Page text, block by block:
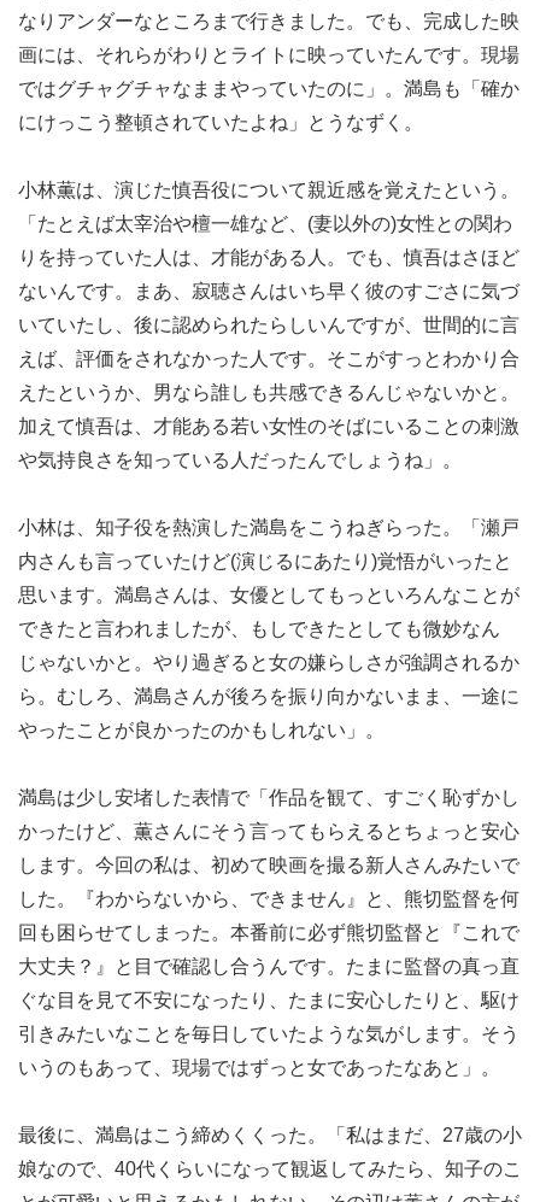
なりアンダーなところまで行きました。でも、完成した映
画には、それらがわりとライトに映っていたんです。現場
ではグチャグチャなままやっていたのに」。満島も「確か
にけっこう整頓されていたよね」とうなずく。
小林薫は、演じた慎吾役について親近感を覚えたという。
「たとえば太宰治や檀一雄など、(妻以外の)女性との関わ
りを持っていた人は、才能がある人。でも、慎吾はさほど
ないんです。まあ、寂聴さんはいち早く彼のすごさに気づ
いていたし、後に認められたらしいんですが、世間的に言
えば、評価をされなかった人です。そこがすっとわかり合
えたというか、男なら誰しも共感できるんじゃないかと。
加えて慎吾は、才能ある若い女性のそばにいることの刺激
や気持良さを知っている人だったんでしょうね」。
小林は、知子役を熱演した満島をこうねぎらった。「瀬戸
内さんも言っていたけど(演じるにあたり)覚悟がいったと
思います。満島さんは、女優としてもっといろんなことが
できたと言われましたが、もしできたとしても微妙なん
じゃないかと。やり過ぎると女の嫌らしさが強調されるか
ら。むしろ、満島さんが後ろを振り向かないまま、一途に
やったことが良かったのかもしれない」。
満島は少し安堵した表情で「作品を観て、すごく恥ずかし
かったけど、薫さんにそう言ってもらえるとちょっと安心
します。今回の私は、初めて映画を撮る新人さんみたいで
した。『わからないから、できません』と、熊切監督を何
回も困らせてしまった。本番前に必ず熊切監督と『これで
大丈夫？』と目で確認し合うんです。たまに監督の真っ直
ぐな目を見て不安になったり、たまに安心したりと、駆け
引きみたいなことを毎日していたような気がします。そう
いうのもあって、現場ではずっと女であったなあと」。
最後に、満島はこう締めくくった。「私はまだ、27歳の小
娘なので、40代くらいになって観返してみたら、知子のこ